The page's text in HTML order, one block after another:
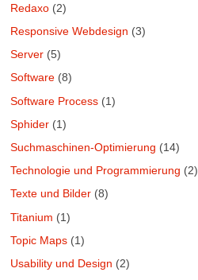
Redaxo (2)
Responsive Webdesign (3)
Server (5)
Software (8)
Software Process (1)
Sphider (1)
Suchmaschinen-Optimierung (14)
Technologie und Programmierung (2)
Texte und Bilder (8)
Titanium (1)
Topic Maps (1)
Usability und Design (2)